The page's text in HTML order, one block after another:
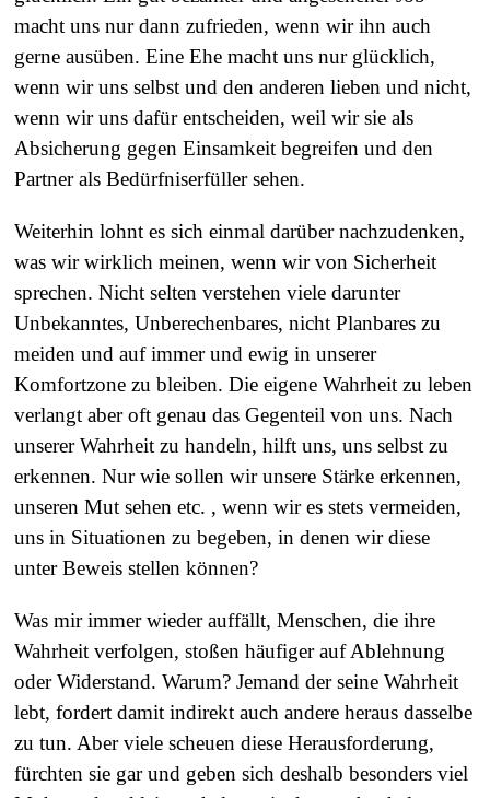
macht uns nur dann zufrieden, wenn wir ihn auch
gerne ausüben. Eine Ehe macht uns nur glücklich,
wenn wir uns selbst und den anderen lieben und nicht,
wenn wir uns dafür entscheiden, weil wir sie als
Absicherung gegen Einsamkeit begreifen und den
Partner als Bedürfniserfüller sehen.
Weiterhin lohnt es sich einmal darüber nachzudenken,
was wir wirklich meinen, wenn wir von Sicherheit
sprechen. Nicht selten verstehen viele darunter
Unbekanntes, Unberechenbares, nicht Planbares zu
meiden und auf immer und ewig in unserer
Komfortzone zu bleiben. Die eigene Wahrheit zu leben
verlangt aber oft genau das Gegenteil von uns. Nach
unserer Wahrheit zu handeln, hilft uns, uns selbst zu
erkennen. Nur wie sollen wir unsere Stärke erkennen,
unseren Mut sehen etc. , wenn wir es stets vermeiden,
uns in Situationen zu begeben, in denen wir diese
unter Beweis stellen können?
Was mir immer wieder auffällt, Menschen, die ihre
Wahrheit verfolgen, stoßen häufiger auf Ablehnung
oder Widerstand. Warum? Jemand der seine Wahrheit
lebt, fordert damit indirekt auch andere heraus dasselbe
zu tun. Aber viele scheuen diese Herausforderung,
fürchten sie gar und geben sich deshalb besonders viel